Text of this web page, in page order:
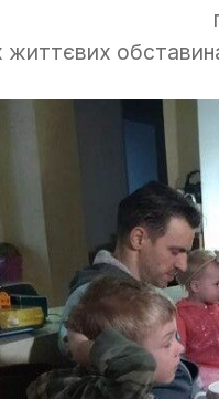
життєвих